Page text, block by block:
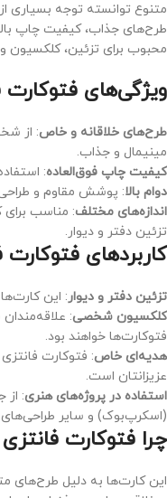
متنوع توانسته توجه بسیاری
طرح‌های جذاب، کیفیت چاپ
محبوب برای تزئین، کلکسیون
ویژگی‌های فتوکارت
طرح‌های خلاقانه و خاص: از
مینیمال و جذاب.
کیفیت چاپ فوق‌العاده:
دوام بالا: پوشش مقاوم و طراحی
اندازه‌های مختلف: مناسب برای
تزئین دفتر و دیوار.
کاربردهای فتوکارت
تزئین دفتر و دیوار: این
کلکسیون شخصی:
فتوکارت‌ها خواهند بود.
هدیه‌ای خاص: فتوکارت
عزیزانتان است.
استفاده در پروژه‌های هنری: از
(اسکرپ‌بوک) و سایر طراحی‌های
چرا فتوکارت
این کارت‌ها به دلیل طرح‌های